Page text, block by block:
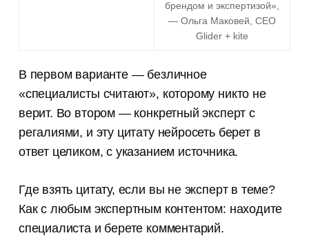
брендом и экспертизой»,
— Ольга Маковей, CEO
Glider + kite
В первом варианте — безличное
«специалисты считают», которому никто не
верит. Во втором — конкретный эксперт с
регалиями, и эту цитату нейросеть берет в
ответ целиком, с указанием источника.
Где взять цитату, если вы не эксперт в теме?
Как с любым экспертным контентом: находите
специалиста и берете комментарий.